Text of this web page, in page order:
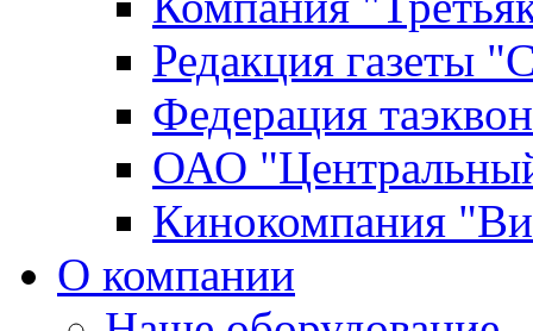
Редакция газеты
Федерация
ОАО
Кинокомпания
О компании